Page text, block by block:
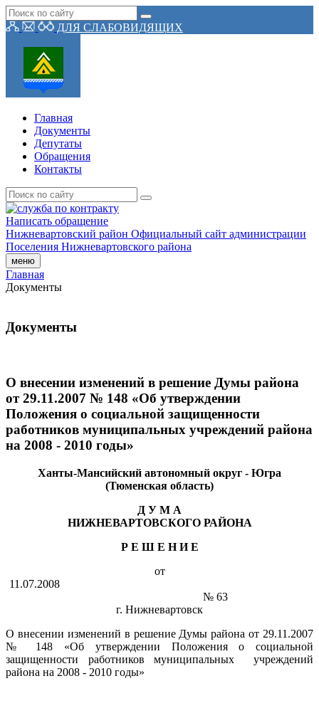
ДЛЯ СЛАБОВИДЯЩИХ
Главная
Документы
Депутаты
Обращения
Контакты
Написать обращение
Нижневартовский район Официальный сайт администрации
Поселения Нижневартовского района
меню
Главная
Документы
Документы
О внесении изменений в решение Думы района
от 29.11.2007 № 148 «Об утверждении
Положения о социальной защищенности
работников муниципальных учреждений района
на 2008 - 2010 годы»
Ханты-Мансийский автономный округ - Югра
(Тюменская область)
Д У М А
НИЖНЕВАРТОВСКОГО РАЙОНА
Р Е Ш Е Н И Е
от
11.07.2008
№ 63
г. Нижневартовск
О внесении изменений в решение Думы района от 29.11.2007
№ 148 «Об утверждении Положения о социальной
защищенности работников муниципальных учреждений
района на 2008 - 2010 годы»